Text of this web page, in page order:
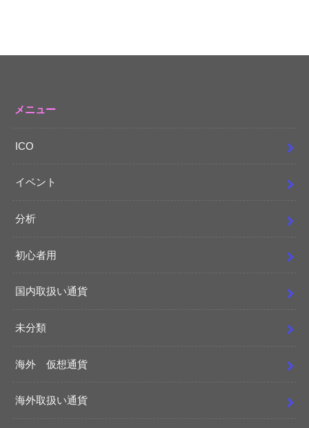
メニュー
ICO
イベント
分析
初心者用
国内取扱い通貨
未分類
海外 仮想通貨
海外取扱い通貨